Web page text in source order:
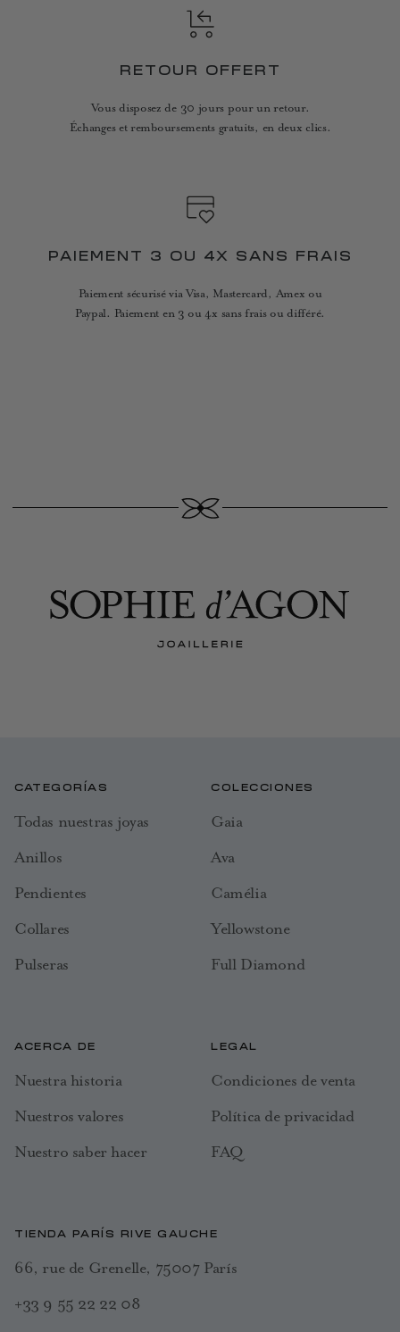
RETOUR OFFERT
Vous disposez de 30 jours pour un retour.
Échanges et remboursements gratuits, en deux clics.
PAIEMENT 3 OU 4X SANS FRAIS
Paiement sécurisé via Visa, Mastercard, Amex ou
Paypal. Paiement en 3 ou 4x sans frais ou différé.
CATEGORÍAS
Todas nuestras joyas
Anillos
Pendientes
Collares
Pulseras
COLECCIONES
Gaia
Ava
Camélia
Yellowstone
Full Diamond
ACERCA DE
Nuestra historia
Nuestros valores
Nuestro saber hacer
LEGAL
Condiciones de venta
Política de privacidad
FAQ
TIENDA PARÍS RIVE GAUCHE
66, rue de Grenelle, 75007 París
+33 9 55 22 22 08